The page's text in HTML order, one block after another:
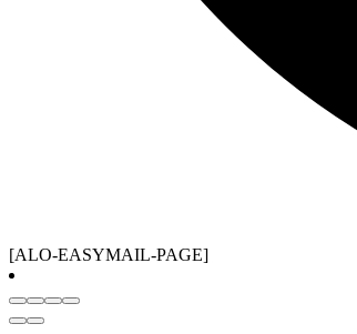
[ALO-EASYMAIL-PAGE]